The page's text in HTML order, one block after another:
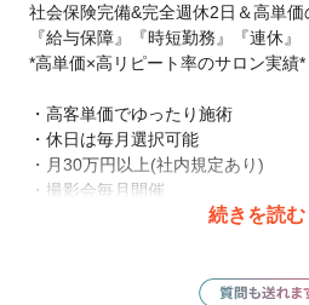
社会保険完備&完全週休2日＆高単価
『給与保障』『時短勤務』『連休』
*高単価×高リピート率のサロン実績*
・高客単価でゆったり施術
・休日は毎月選択可能
・月30万円以上(社内規定あり)
・撮影会毎月開催
・パリドライカット技術が学べる
続きを読む